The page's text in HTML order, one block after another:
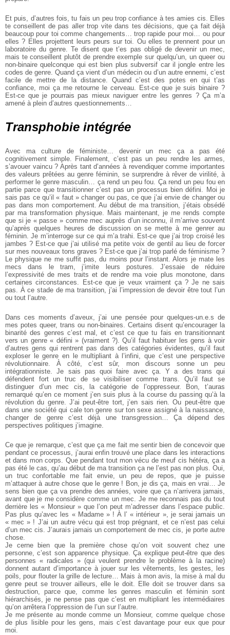
Et puis, d’autres fois, tu fais un peu trop confiance à tes amies cis. Elles
te conseillent de pas aller trop vite dans tes décisions, que ça fait déjà
beaucoup pour toi comme changements… trop rapide pour moi… ou pour
elles ? Elles projettent leurs peurs sur toi. Ou elles te prennent pour un
laboratoire du genre. Te disent que t’es pas obligé de devenir un mec,
mais te conseillent plutôt de prendre exemple sur quelqu’un, un queer ou
non-binaire quelconque qui est bien plus subversif car il jongle entre les
codes de genre. Quand ça vient d’un médecin ou d’un autre ennemi, c’est
facile de mettre de la distance. Quand c’est des potes en qui t’as
confiance, moi ça me retourne le cerveau. Est-ce que je suis binaire ?
Est-ce que je pourrais pas mieux naviguer entre les genres ? Ça m’a
amené à plein d’autres questionnements…
Transphobie intégrée
Avec ma culture de féministe… devenir un mec ça a pas été
cognitivement simple. Finalement, c’est pas un peu rendre les armes,
s’avouer vaincu ? Après tant d’années à revendiquer comme importantes
des valeurs prêtées au genre féminin, se surprendre à rêver de virilité, à
performer le genre masculin… ça rend un peu fou. Ça rend un peu fou en
partie parce que transitionner c’est pas un processus bien défini. Moi je
sais pas ce qu’il « faut » changer ou pas, ce que j’ai envie de changer ou
pas dans mon comportement. Au début de ma transition, j’étais obsédé
par ma transformation physique. Mais maintenant, je me rends compte
que si je « passe » comme mec auprès d’un inconnu, il m’arrive souvent
qu’après quelques heures de discussion on se mette à me genrer au
féminin. Je m’interroge sur ce qui m’a trahi. Est-ce que j’ai trop croisé les
jambes ? Est-ce que j’ai utilisé ma petite voix de gentil au lieu de forcer
sur mes nouveaux tons graves ? Est-ce que j’ai trop parlé de féminisme ?
Le physique ne me suffit pas, du moins pour l’instant. Alors je mate les
mecs dans le tram, j’imite leurs postures. J’essaie de réduire
l’expressivité de mes traits et de rendre ma voie plus monotone, dans
certaines circonstances. Est-ce que je veux vraiment ça ? Je ne sais
pas. À ce stade de ma transition, j’ai l’impression de devoir être tout l’un
ou tout l’autre.
Dans ces moments d’aveux, j’ai une pensée pour quelques-un.e.s de
mes potes queer, trans ou non-binaires. Certains disent qu’encourager la
binarité des genres c’est mal, et c’est ce que tu fais en transitionnant
vers un genre « défini » (vraiment ?). Qu’il faut habituer les gens à voir
d’autres gens qui rentrent pas dans des catégories évidentes, qu’il faut
exploser le genre en le multipliant à l’infini, que c’est une perspective
révolutionnaire. À côté, c’est sûr, mon discours sonne un peu
intégrationniste. Je sais pas quoi faire avec ça. Y a des trans qui
défendent fort un truc de se visibiliser comme trans. Qu’il faut se
distinguer d’un mec cis, la catégorie de l’oppresseur. Bon, t’auras
remarqué qu’en ce moment j’en suis plus à la course du passing qu’à la
révolution du genre. J’ai peut-être tort, j’en sais rien. Ou peut-être que
dans une société qui cale ton genre sur ton sexe assigné à la naissance,
changer de genre c’est déjà une transgression… Ça dépend des
perspectives politiques j’imagine.
Ce que je remarque, c’est que ça me fait me sentir bien de concevoir que
pendant ce processus, j’aurai enfin trouvé une place dans les interactions
et dans mon corps. Que pendant tout mon vécu de meuf cis hétéra, ça a
pas été le cas, qu’au début de ma transition ça ne l’est pas non plus. Oui,
un truc confortable me fait envie, un peu de repos, que je puisse
m’attaquer à autre chose que le genre ! Bon, je dis ça, mais en vrai… Je
sens bien que ça va prendre des années, voire que ça n’arrivera jamais,
avant que je me considère comme un mec. Je me reconnais pas du tout
derrière les « Monsieur » que l’on peut m’adresser dans l’espace public.
Pas plus qu’avec les « Madame » ! À l’ « intérieur », je serai jamais un
« mec » ! J’ai un autre vécu qui est trop prégnant, et ce n’est pas celui
d’un mec cis. J’aurais jamais un comportement de mec cis, je porte autre
chose.
Je cerne bien que la première chose qu’on voit souvent chez une
personne, c’est son apparence physique. Ça explique peut-être que des
personnes « radicales » (qui veulent prendre le problème à la racine)
donnent autant d’importance à jouer sur les vêtements, les gestes, les
poils, pour flouter la grille de lecture… Mais à mon avis, la mise à mal du
genre peut se trouver ailleurs, elle le doit. Elle doit se trouver dans sa
destruction, parce que, comme les genres masculin et féminin sont
hiérarchisés, je ne pense pas que c’est en multipliant les intermédiaires
qu’on arrêtera l’oppression de l’un sur l’autre.
Je me présente au monde comme un Monsieur, comme quelque chose
de plus lisible pour les gens, mais c’est davantage pour eux que pour
moi.